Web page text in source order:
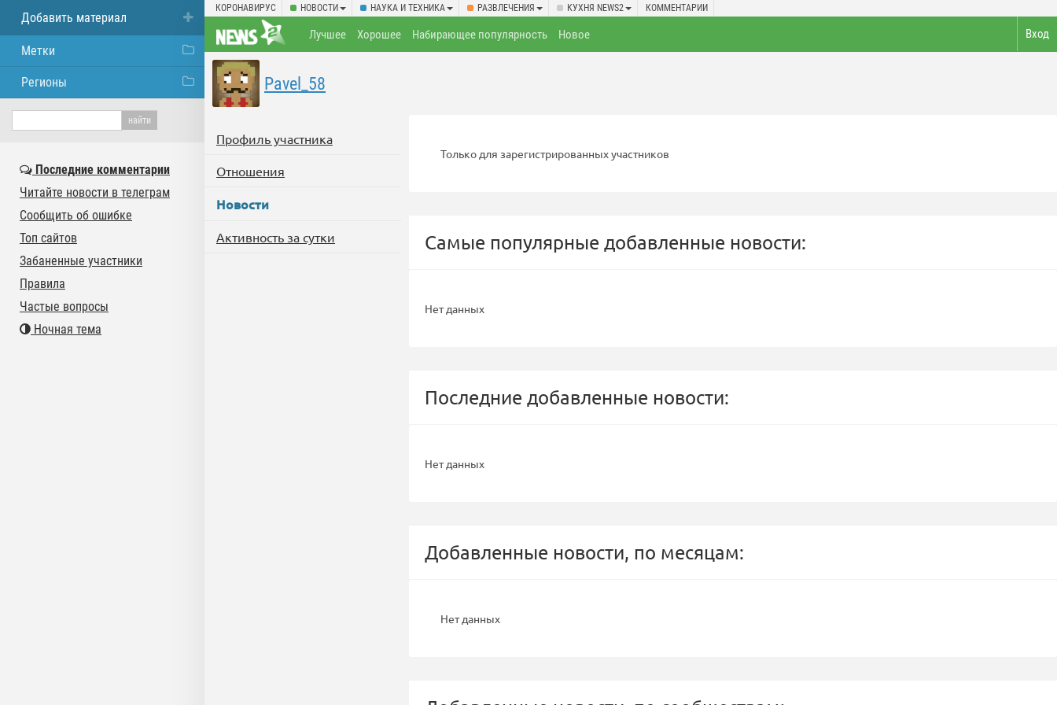
КОРОНАВИРУС НОВОСТИ НАУКА И ТЕХНИКА РАЗВЛЕЧЕНИЯ КУХНЯ NEWS2 КОММЕНТАРИИ
Вход
Лучшее Хорошее Набирающее популярность Новое
Pavel_58
Профиль участника
Отношения
Новости
Активность за сутки
Только для зарегистрированных участников
Самые популярные добавленные новости:
Нет данных
Последние добавленные новости:
Нет данных
Добавленные новости, по месяцам:
Нет данных
Добавить материал
Метки
Регионы
Последние комментарии
Читайте новости в телеграм
Сообщить об ошибке
Топ сайтов
Забаненные участники
Правила
Частые вопросы
Ночная тема